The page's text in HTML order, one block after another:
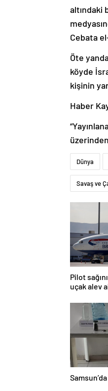
altındaki
Cebata
Öte
köyde
kişinin
Haber
Dünya
Savaş ve
Pilot
uçak alev